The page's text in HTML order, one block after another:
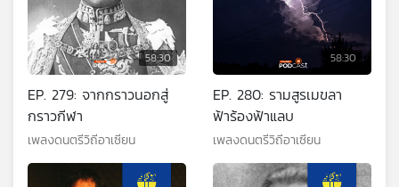
58:30
EP. 279: จากกราวนอกสู่
กราวกีฬา
เพลงดนตรีวิถีอาเซียน
58:30
EP. 280: รามสูรเมขลา
ฟ้าร้องฟ้าแลบ
เพลงดนตรีวิถีอาเซียน